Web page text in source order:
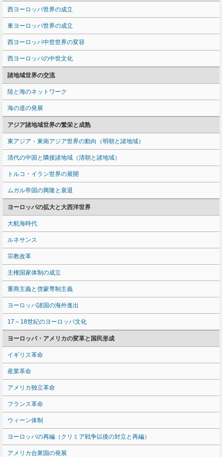
西ヨーロッパ世界の成立
東ヨーロッパ世界の成立
西ヨーロッパ中世世界の変容
西ヨーロッパの中世文化
諸地域世界の交流
陸と海のネットワーク
海の道の発展
アジア諸地域世界の繁栄と成熟
東アジア・東南アジア世界の動向（明朝と諸地域）
清代の中国と隣接諸地域（清朝と諸地域）
トルコ・イラン世界の展開
ムガル帝国の興隆と衰退
ヨーロッパの拡大と大西洋世界
大航海時代
ルネサンス
宗教改革
主権国家体制の成立
重商主義と啓蒙専制主義
ヨーロッパ諸国の海外進出
17～18世紀のヨーロッパ文化
ヨーロッパ・アメリカの変革と国民形成
イギリス革命
産業革命
アメリカ独立革命
フランス革命
ウィーン体制
ヨーロッパの再編（クリミア戦争以後の対立と再編）
アメリカ合衆国の発展